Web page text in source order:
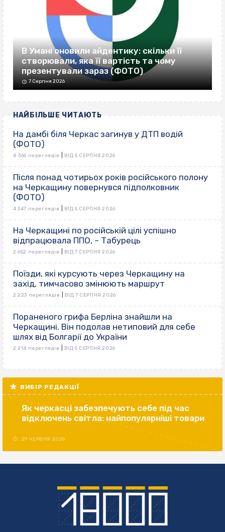
В Умані оновили айдентику: скільки її
створювали, яка її вартість та чому
презентували зараз (ФОТО)
7 Серпня 2026
НАЙБІЛЬШЕ ЧИТАЮТЬ
На дамбі біля Черкас загинув у ДТП водій
(ФОТО)
8 366 переглядів ВІД 5 СЕРПНЯ 2026
Після понад чотирьох років російського полону
на Черкащину повернувся підполковник
(ФОТО)
4 347 переглядів ВІД 5 СЕРПНЯ 2026
На Черкащині по російській цілі успішно
відпрацювала ППО, – Табурець
2 652 переглядів ВІД 7 СЕРПНЯ 2026
Поїзди, які курсують через Черкащину на
захід, тимчасово змінюють маршрут
2 223 переглядів ВІД 7 СЕРПНЯ 2026
Пораненого грифа Берліна знайшли на
Черкащині. Він подолав нетиповий для себе
шлях від Болгарії до України
2 214 переглядів ВІД 5 СЕРПНЯ 2026
ВИБІР РЕДАКЦІЇ
Як черкасці забезпечують себе під час
відключень світла: найпопулярніші товари
29 ЧЕРВНЯ 2026